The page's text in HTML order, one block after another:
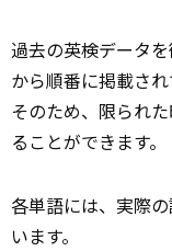
過去の英検データ
から順番に掲載され
そのため、限られ
ることができます。
各単語には、実際
います。